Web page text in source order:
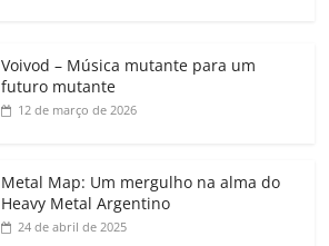
ai at
s
A
p
k
e
dI
gl
e
a
ss
y
k
p
h
Voivod – Música mutante para um
futuro mutante
12 de março de 2026
Metal Map: Um mergulho na alma do
Heavy Metal Argentino
24 de abril de 2025